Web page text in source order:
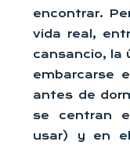
encontrar.
vida real,
cansancio, la
embarcarse
antes de
se centran
usar) y en el